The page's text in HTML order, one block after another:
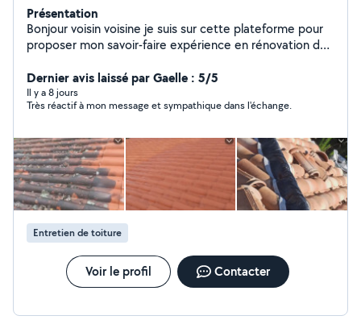
Présentation
Bonjour voisin voisine je suis sur cette plateforme pour
proposer mon savoir-faire expérience en rénovation du
couverture zinguerie spécialiste du ravalement de
façade je suis à mon compte depuis 2016 j'aime ce que
je fais donc je le fais bien s'il faudrait que je me décrive
cherchez quelqu'un de sérieux vous êtes sur le bon profil
travaux réalisés avec garantie décennale déplacement
et devis gratuit
Dernier avis laissé par Gaelle : 5/5
Il y a 8 jours
Très réactif à mon message et sympathique dans l'échange.
Entretien de toiture
Voir le profil Contacter